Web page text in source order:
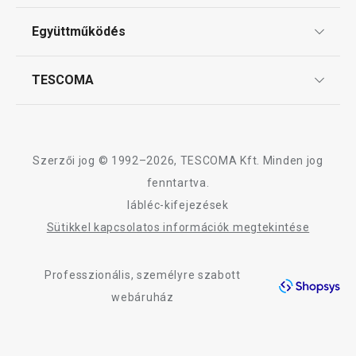
Gyakori kérdések
Reklamáció és termékvisszaküldés
Együttműködés
TESCOMA
Adatkezelési Tájékoztató
Szerzői jog © 1992–2026, TESCOMA Kft. Minden jog
fenntartva.
lábléc-kifejezések
Sütikkel kapcsolatos információk megtekintése
Professzionális, személyre szabott
webáruház